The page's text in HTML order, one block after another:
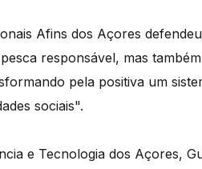
Afins dos Açores
responsável, mas
pela positiva um
sociais".
e Tecnologia dos Açores,